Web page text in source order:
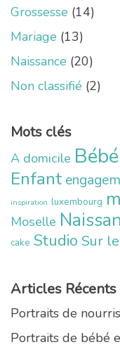
Grossesse (14)
Mariage (13)
Naissance (20)
Non classifié (2)
Mots clés
A domicile Bébé
Enfant
inspiration luxembourg
Moselle
cake Studio Sur
Articles Récents
Portraits de
Portraits de bébé